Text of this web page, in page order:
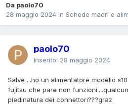
Da paolo70
28 maggio 2024 in Schede madri e
paolo70
Inserito: 28 maggio 2024
Salve ...ho un alimentatore modello
fujitsu che pare non
piedinatura dei connettori???graz